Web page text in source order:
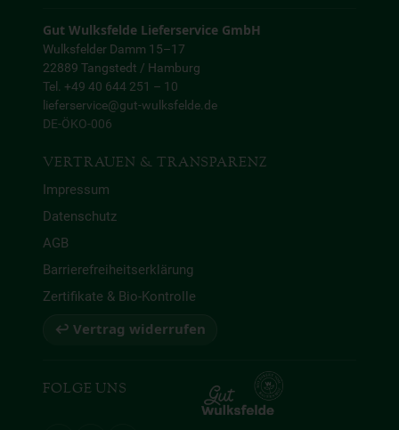
Gut Wulksfelde Lieferservice GmbH
Wulksfelder Damm 15–17
22889 Tangstedt / Hamburg
Tel. +49 40 644 251 – 10
lieferservice@gut-wulksfelde.de
DE-ÖKO-006
VERTRAUEN & TRANSPARENZ
Impressum
Datenschutz
AGB
Barrierefreiheitserklärung
Zertifikate & Bio-Kontrolle
↩ Vertrag widerrufen
FOLGE UNS